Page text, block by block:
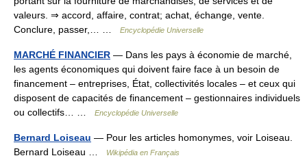
valeurs. ⇒ accord, affaire, contrat; achat, échange, vente.
Conclure, passer,… …
Encyclopédie Universelle
MARCHÉ FINANCIER — Dans les pays à économie de marché,
les agents économiques qui doivent faire face à un besoin de
financement – entreprises, État, collectivités locales – et ceux qui
disposent de capacités de financement – gestionnaires individuels
ou collectifs… …
Encyclopédie Universelle
Bernard Loiseau — Pour les articles homonymes, voir Loiseau.
Bernard Loiseau …
Wikipédia en Français